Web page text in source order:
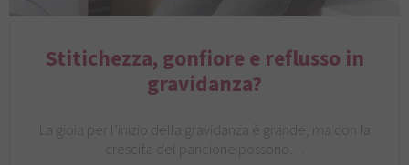
Stitichezza, gonfiore e reflusso in
gravidanza?
La gioia per l’inizio della gravidanza è grande, ma con la
crescita del pancione possono…